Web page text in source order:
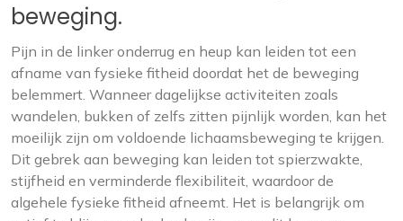
beweging.
Pijn in de linker onderrug en heup kan leiden tot een
afname van fysieke fitheid doordat het de beweging
belemmert. Wanneer dagelijkse activiteiten zoals
wandelen, bukken of zelfs zitten pijnlijk worden, kan het
moeilijk zijn om voldoende lichaamsbeweging te krijgen.
Dit gebrek aan beweging kan leiden tot spierzwakte,
stijfheid en verminderde flexibiliteit, waardoor de
algehele fysieke fitheid afneemt. Het is belangrijk om